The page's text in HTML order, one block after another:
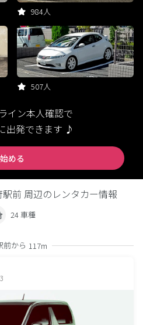
984人
507人
イン本人確認で
出発できます ♪
始める
前 周辺のレンタカー情報
24 車種
前から 117m